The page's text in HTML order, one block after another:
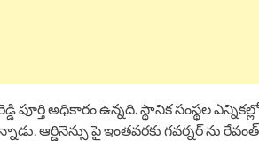
పూర్తి అధికారం ఉన్నది. స్థానిక సంస్థల
ఆర్డినెన్సు పై ఇంతవరకు గవర్నర్ ను